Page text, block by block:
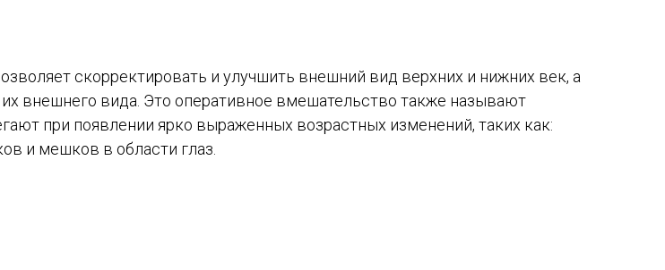
скорректировать и улучшить внешний вид верхних и нижних век, а
внешнего вида. Это оперативное вмешательство также называют
при появлении ярко выраженных возрастных изменений, таких как:
и мешков в области глаз.